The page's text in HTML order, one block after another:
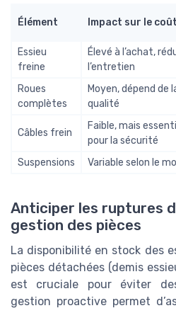
Élément Impact sur le coût
Essieu
freine
Élevé à l’achat,
l’entretien
Roues
complètes
Moyen, dépend de
qualité
Câbles frein
Faible, mais
pour la sécurité
Suspensions Variable selon le
Anticiper les ruptures
gestion des pièces
La disponibilité en stock des
pièces détachées (demis
est cruciale pour éviter
gestion proactive permet